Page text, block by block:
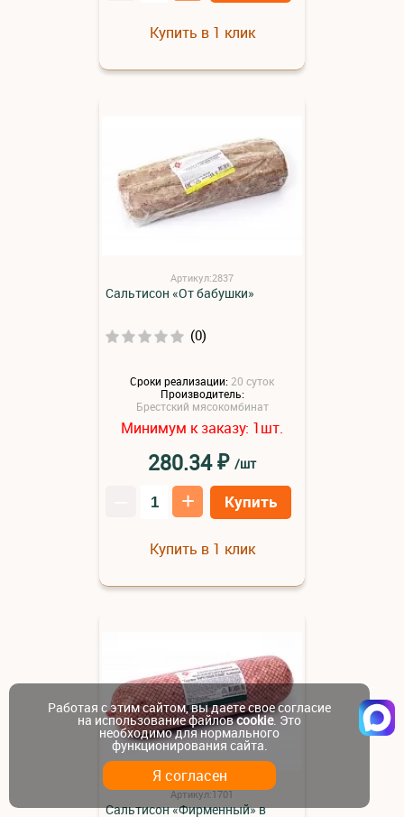
Купить в 1 клик
Артикул:2837
Сальтисон «От бабушки»
(0)
Сроки реализации: 20 суток
Производитель:
Брестский мясокомбинат
Минимум к заказу: 1шт.
280.34₽ /шт
+ Купить
Купить в 1 клик
Артикул:1701
Сальтисон «Фирменный» в
Работая с этим сайтом, вы даете свое согласие
на использование файловcookie. Это
необходимо для нормального
функционирования сайта.
Я согласен